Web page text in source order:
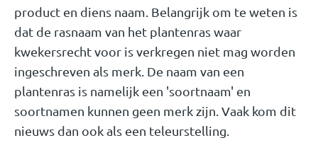
product en diens naam. Belangrijk om te weten is
dat de rasnaam van het plantenras waar
kwekersrecht voor is verkregen niet mag worden
ingeschreven als merk. De naam van een
plantenras is namelijk een 'soortnaam' en
soortnamen kunnen geen merk zijn. Vaak kom dit
nieuws dan ook als een teleurstelling.